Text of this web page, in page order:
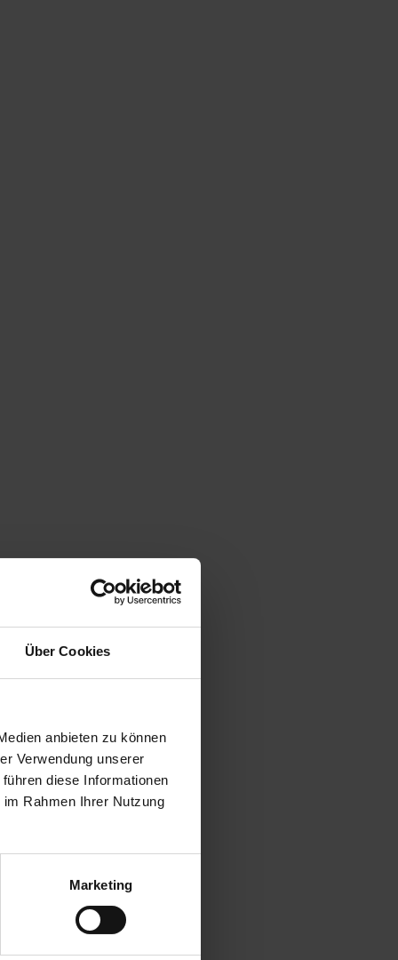
Über Cookies
anbieten zu können
Verwendung unserer
diese Informationen
Rahmen Ihrer Nutzung
Marketing